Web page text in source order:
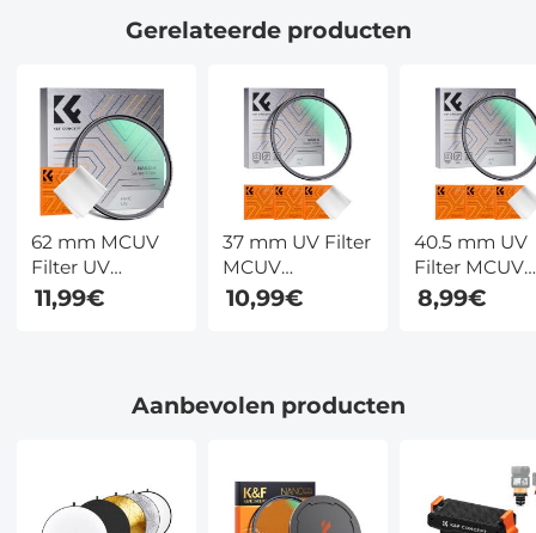
bezorgd vóór 12
augustus
Gerelateerde producten
62 mm MCUV
Filter UV
Beschermingsfilter
Ultradun Frame
Stofzuigdoekcoating
11,99€
37 mm UV Filter
MCUV
Beschermingsfilter
Ultradun Frame
Patroon
Stofzuigdoekcoating
10,99€
40.5 mm UV
Filter MCUV
Ultradun
8,99€
Aanbevolen producten